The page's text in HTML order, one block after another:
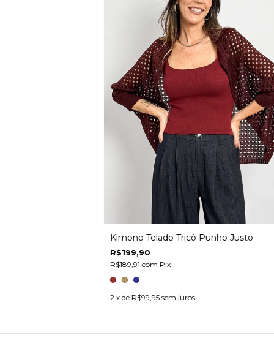
Kimono Telado Tricô Punho Justo
R$199,90
R$189,91com Pix
2 x de R$99,95 sem juros